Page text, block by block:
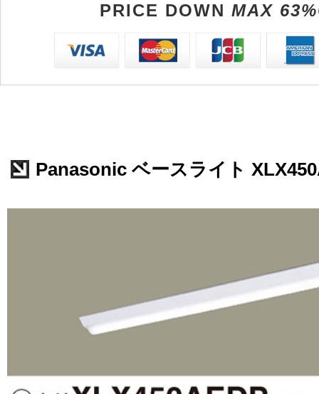
PRICE DOWN MAX
Panasonic ベースライト